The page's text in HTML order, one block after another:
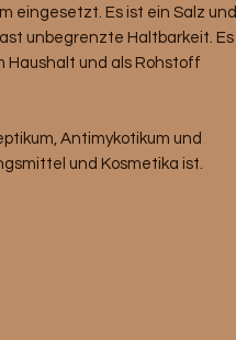
eingesetzt. Es ist ein Salz und
unbegrenzte Haltbarkeit. Es
Haushalt und als Rohstoff
Antimykotikum und
und Kosmetika ist.